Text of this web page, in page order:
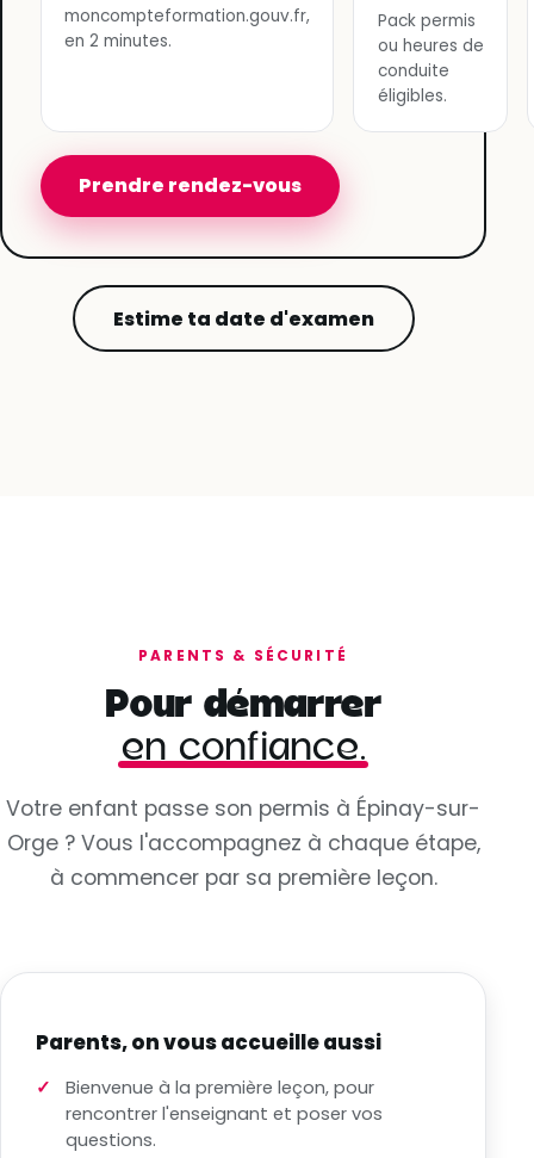
moncompteformation.gouv.fr,
en 2 minutes.
Pack permis
ou heures de
conduite
éligibles.
Prendre rendez-vous
Estime ta date d'examen
PARENTS & SÉCURITÉ
Pour démarrer
en confiance.
Votre enfant passe son permis à Épinay-sur-
Orge ? Vous l'accompagnez à chaque étape,
à commencer par sa première leçon.
Parents, on vous accueille aussi
Bienvenue à la première leçon, pour
rencontrer l'enseignant et poser vos
questions.